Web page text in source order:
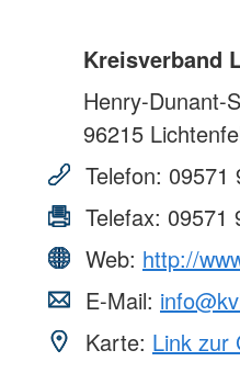
Kreisverband
Henry-Dunant-
96215
Telefon: 09571
Telefax: 09571
Web: http://
E-Mail:
Karte: Link zur